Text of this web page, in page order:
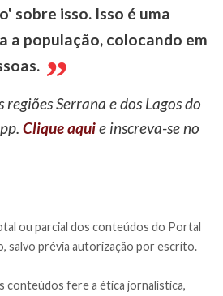
sobre isso. Isso é uma
a população, colocando em
regiões Serrana e dos Lagos do
Clique aquie inscreva-se no
ou parcial dos conteúdos do Portal
salvo prévia autorização por escrito.
conteúdos fere a ética jornalística,